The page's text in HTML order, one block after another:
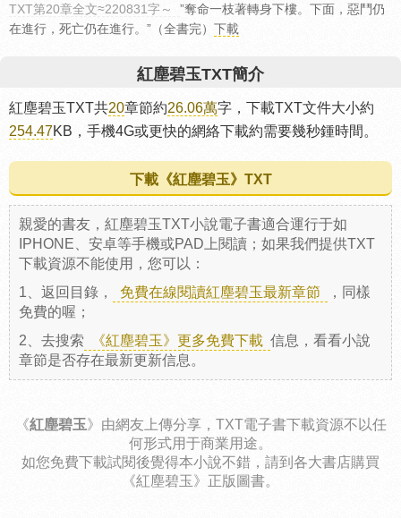
TXT第20章全文≈220831字～
”奪命一枝著轉身下樓。下面，惡鬥仍
在進行，死亡仍在進行。”（全書完） 下載
紅塵碧玉TXT簡介
紅塵碧玉TXT共20章節約26.06萬字，下載TXT文件大小約
254.47KB，手機4G或更快的網絡下載約需要幾秒鍾時間。
下載《紅塵碧玉》TXT
親愛的書友，紅塵碧玉TXT小說電子書適合運行于如
IPHONE、安卓等手機或PAD上閱讀；如果我們提供TXT
下載資源不能使用，您可以：
1、返回目錄，
免費在線閱讀紅塵碧玉最新章節
，同樣
免費的喔；
2、去搜索
《紅塵碧玉》更多免費下載 信息，看看小說
章節是否存在最新更新信息。
《紅塵碧玉》由網友上傳分享，TXT電子書下載資源不以任
何形式用于商業用途。
如您免費下載試閱後覺得本小說不錯，請到各大書店購買
《紅塵碧玉》正版圖書。